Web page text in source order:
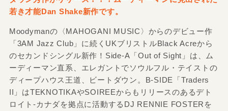
若き才能Dan Shake新作です。
Moodymanの〈MAHOGANI MUSIC〉からのデビュー作
「3AM Jazz Club」に続くUKブリストルBlack Acreから
のセカンドシングル新作！Side-A「Out of Sight」は、ム
ーディーマン直系、エレガントでソウルフル・テイストの
ディープハウス王道、ビートダウン。B-SIDE「Traders
II」はTEKNOTIKAやSOIREEからもリリースのあるデト
ロイト‐カナダを拠点に活動するDJ RENNIE FOSTERを